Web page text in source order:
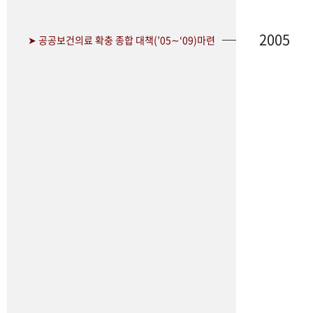
➤ 공공보건의료 확충 종합 대책(’05∼‘09)마련 2005